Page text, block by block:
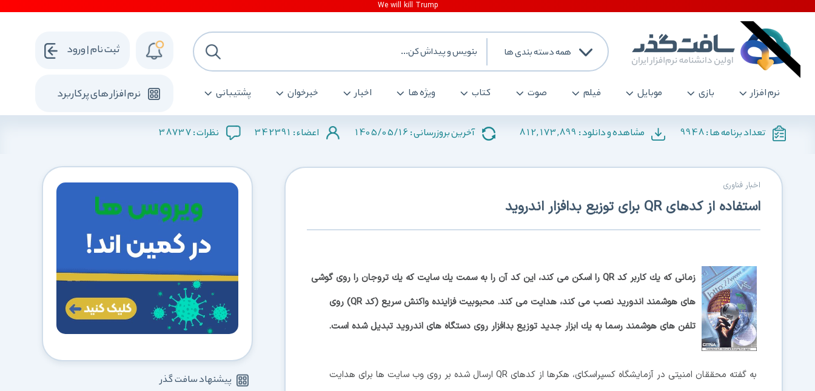
همه دسته بندی ها
نرم افزار بازی موبایل فیلم صوت کتاب ویژه ها اخبار خبرخوان پشتیبانی نرم افزار های پرکاربرد
ثبت نام | ورود
تعداد برنامه ها :9948 مشاهده و دانلود : 812,173,899 آخرین بروزرسانی : 1405/05/16 اعضاء : 342391 نظرات :38737
اخبار فناوری
استفاده از کدهای QR برای توزیع بدافزار اندروید
زمانی كه یك كاربر كد QR را اسكن می كند، این كد آن را به سمت یك سایت كه یك تروجان را روی گوشی
های هوشمند اندورید نصب می كند، هدایت می كند. محبوبیت فزاینده واكنش سریع (كد QR) روی
تلفن های هوشمند رسما به یك ابزار جدید توزیع بدافزار روی دستگاه های اندروید تبدیل شده است.
به گفته محققان امنیتی در آزمایشگاه كسپراسكای، هكرها از كدهای QR ارسال شده بر روی وب سایت ها برای هدایت
پیشنهاد سافت گذر